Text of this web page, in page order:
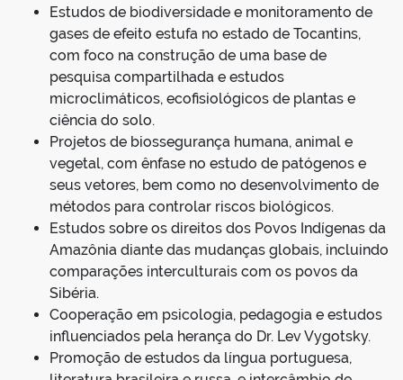
Estudos de biodiversidade e monitoramento de
gases de efeito estufa no estado de Tocantins,
com foco na construção de uma base de
pesquisa compartilhada e estudos
microclimáticos, ecofisiológicos de plantas e
ciência do solo.
Projetos de biossegurança humana, animal e
vegetal, com ênfase no estudo de patógenos e
seus vetores, bem como no desenvolvimento de
métodos para controlar riscos biológicos.
Estudos sobre os direitos dos Povos Indígenas da
Amazônia diante das mudanças globais, incluindo
comparações interculturais com os povos da
Sibéria.
Cooperação em psicologia, pedagogia e estudos
influenciados pela herança do Dr. Lev Vygotsky.
Promoção de estudos da língua portuguesa,